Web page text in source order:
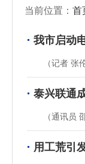
当前位置： 首
我市启动
（记者 张伦
泰兴联通
（通讯员 邵
用工荒引